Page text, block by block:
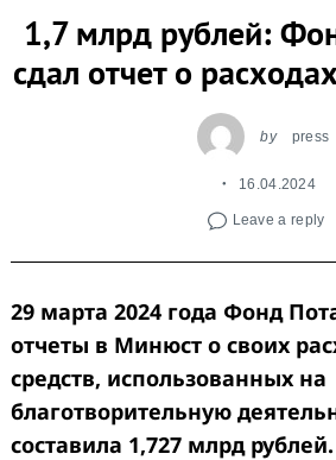
1,7 млрд рублей:
сдал отчет о
by press
16.04.2024
Leave a reply
29 марта 2024 года Фонд
отчеты в Минюст о своих
средств, использованных на
благотворительную
составила 1,727 млрд рублей.